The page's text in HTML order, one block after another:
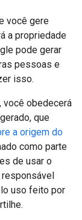
você gere
a propriedade
pode gerar
pessoas e
isso.
você obedecerá
que
a origem do
como parte
de usar o
responsável
uso feito por